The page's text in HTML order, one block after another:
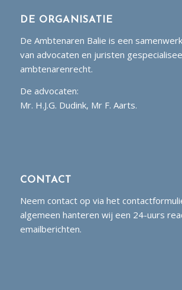
DE ORGANISATIE
De Ambtenaren Balie is een
van advocaten en juristen
ambtenarenrecht.
De advocaten:
Mr. H.J.G. Dudink, Mr F. Aarts.
CONTACT
Neem contact op via het
algemeen hanteren wij een 24-uurs
emailberichten.